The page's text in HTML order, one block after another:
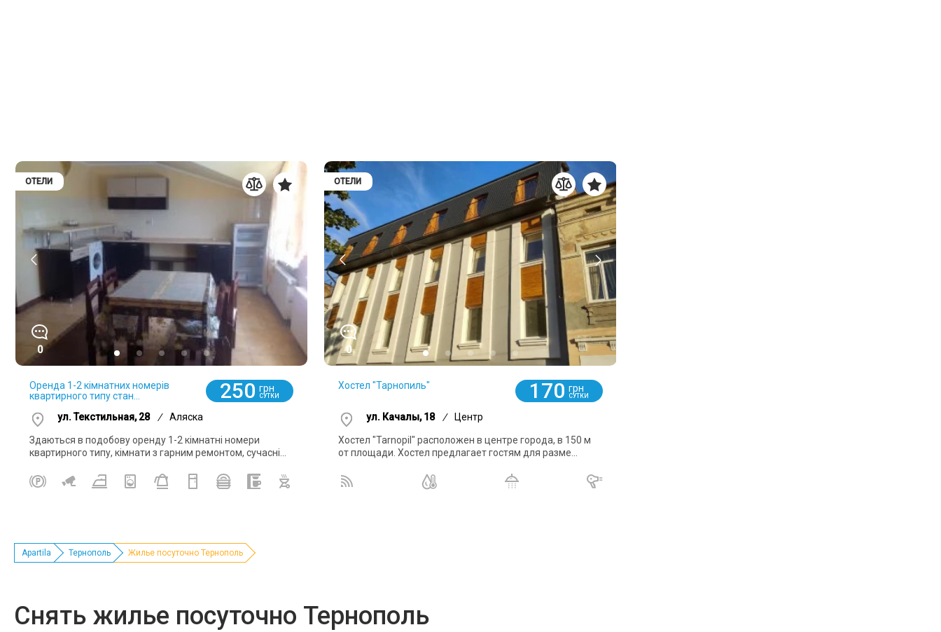
ОТЕЛИ
0
Оренда 1-2 кімнатних номерів
квартирного типу стан...
250 грн
СУТКИ
ул. Текстильная, 28 / Аляска
Здаються в подобову оренду 1-2 кімнатні номери
квартирного типу, кімнати з гарним ремонтом, сучасні...
ОТЕЛИ
0
Хостел "Тарнопиль" 170 грн
СУТКИ
ул. Качалы, 18 / Центр
Хостел "Tarnopil" расположен в центре города, в 150 м
от площади. Хостел предлагает гостям для разме...
Apartila Тернополь Жилье посуточно Тернополь
Снять жилье посуточно Тернополь